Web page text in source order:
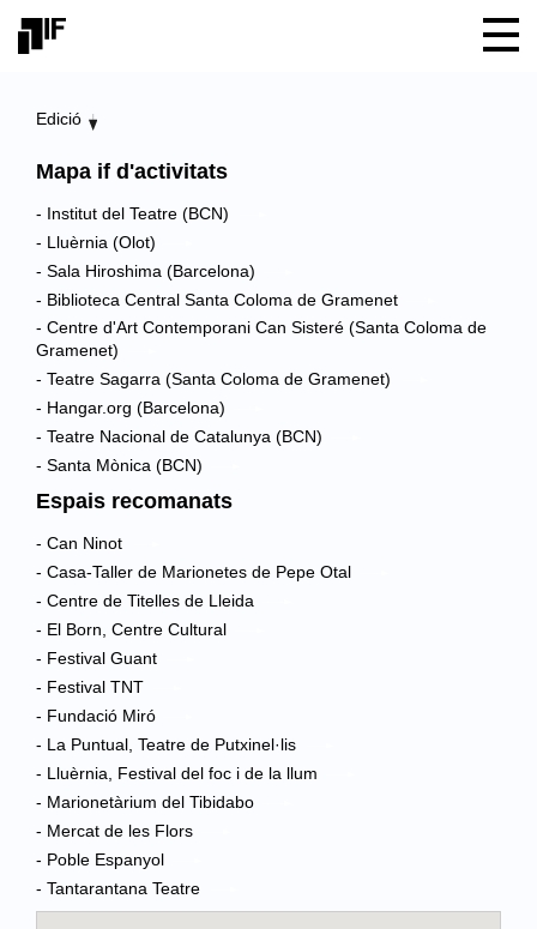
Edició
Mapa if d'activitats
- Institut del Teatre (BCN)
- Lluèrnia (Olot)
- Sala Hiroshima (Barcelona)
- Biblioteca Central Santa Coloma de Gramenet
- Centre d'Art Contemporani Can Sisteré (Santa Coloma de
Gramenet)
- Teatre Sagarra (Santa Coloma de Gramenet)
- Hangar.org (Barcelona)
- Teatre Nacional de Catalunya (BCN)
- Santa Mònica (BCN)
Espais recomanats
- Can Ninot
- Casa-Taller de Marionetes de Pepe Otal
- Centre de Titelles de Lleida
- El Born, Centre Cultural
- Festival Guant
- Festival TNT
- Fundació Miró
- La Puntual, Teatre de Putxinel·lis
- Lluèrnia, Festival del foc i de la llum
- Marionetàrium del Tibidabo
- Mercat de les Flors
- Poble Espanyol
- Tantarantana Teatre